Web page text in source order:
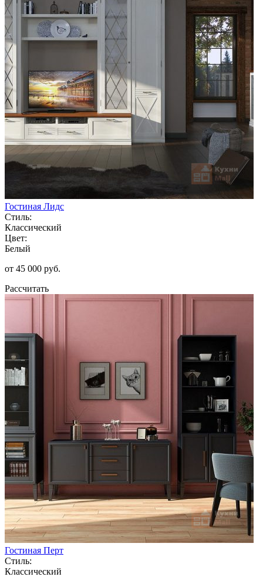
Гостиная Лидс
Стиль:
Классический
Цвет:
Белый
от 45 000 руб.
Рассчитать
Гостиная Перт
Стиль:
Классический